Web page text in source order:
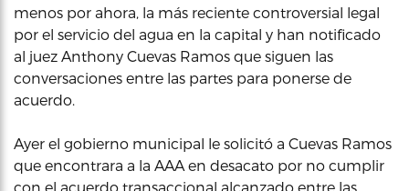
menos por ahora, la más reciente controversial legal
por el servicio del agua en la capital y han notificado
al juez Anthony Cuevas Ramos que siguen las
conversaciones entre las partes para ponerse de
acuerdo.
Ayer el gobierno municipal le solicitó a Cuevas Ramos
que encontrara a la AAA en desacato por no cumplir
con el acuerdo transaccional alcanzado entre las